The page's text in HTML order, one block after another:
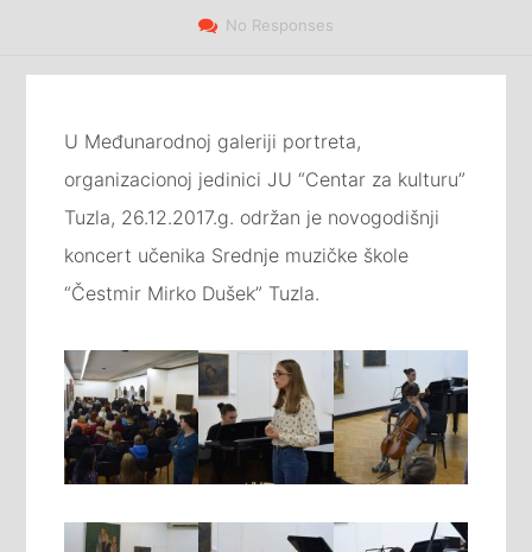
No Responses
U Međunarodnoj galeriji portreta,
organizacionoj jedinici JU “Centar za kulturu”
Tuzla, 26.12.2017.g. održan je novogodišnji
koncert učenika Srednje muzičke škole
“Čestmir Mirko Dušek” Tuzla.